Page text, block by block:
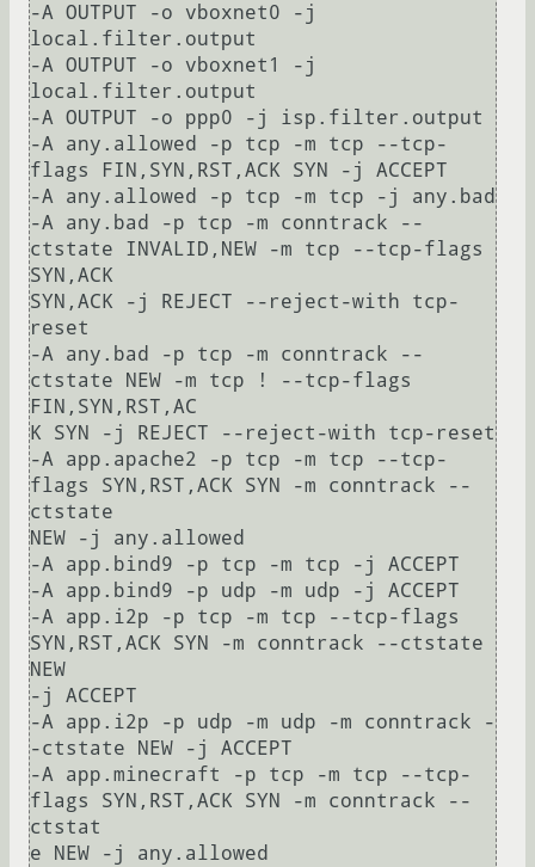
-A OUTPUT -o vboxnet0 -j
local.filter.output
-A OUTPUT -o vboxnet1 -j
local.filter.output
-A OUTPUT -o ppp0 -j isp.filter.output
-A any.allowed -p tcp -m tcp --tcp-
flags FIN,SYN,RST,ACK SYN -j ACCEPT
-A any.allowed -p tcp -m tcp -j any.bad
-A any.bad -p tcp -m conntrack --
ctstate INVALID,NEW -m tcp --tcp-flags
SYN,ACK
SYN,ACK -j REJECT --reject-with tcp-
reset
-A any.bad -p tcp -m conntrack --
ctstate NEW -m tcp ! --tcp-flags
FIN,SYN,RST,AC
K SYN -j REJECT --reject-with tcp-reset
-A app.apache2 -p tcp -m tcp --tcp-
flags SYN,RST,ACK SYN -m conntrack --
ctstate
NEW -j any.allowed
-A app.bind9 -p tcp -m tcp -j ACCEPT
-A app.bind9 -p udp -m udp -j ACCEPT
-A app.i2p -p tcp -m tcp --tcp-flags
SYN,RST,ACK SYN -m conntrack --ctstate
NEW
-j ACCEPT
-A app.i2p -p udp -m udp -m conntrack -
-ctstate NEW -j ACCEPT
-A app.minecraft -p tcp -m tcp --tcp-
flags SYN,RST,ACK SYN -m conntrack --
ctstat
e NEW -j any.allowed